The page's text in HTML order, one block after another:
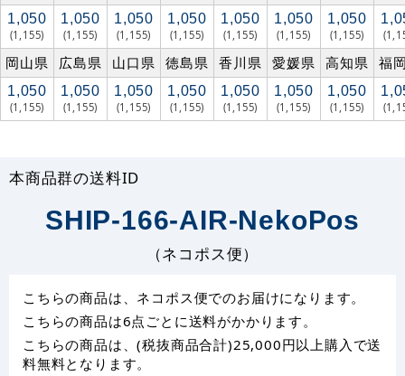
1,050
(1,155)
1,050
(1,155)
1,050
(1,155)
1,050
(1,155)
1,050
(1,155)
1,050
(1,155)
1,050
(1,155)
岡山県 広島県 山口県 徳島県 香川県 愛媛県 高知県 福
1,050
(1,155)
1,050
(1,155)
1,050
(1,155)
1,050
(1,155)
1,050
(1,155)
1,050
(1,155)
1,050
(1,155)
本商品群の送料ID
SHIP-166-AIR-NekoPos
（ネコポス便）
こちらの商品は、ネコポス便でのお届けになります。
こちらの商品は6点ごとに送料がかかります。
こちらの商品は、(税抜商品合計)25,000円以上購入で送
料無料となります。